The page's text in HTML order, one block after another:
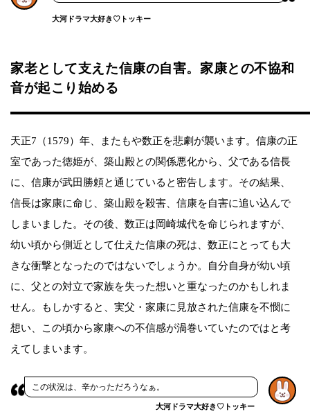
大河ドラマ大好き♡トッキー
家老として支えた信康の自害。家康との不協和
音が起こり始める
天正7（1579）年、またもや数正を悲劇が襲います。信康の正
室であった徳姫が、築山殿との関係悪化から、父である信長
に、信康が武田勝頼と通じていると密告します。その結果、
信長は家康に命じ、築山殿を殺害、信康を自害に追い込んで
しまいました。その後、数正は岡崎城代を命じられますが、
幼い頃から側近として仕えた信康の死は、数正にとっても大
きな衝撃となったのではないでしょうか。自分自身が幼い頃
に、父との対立で家族を失った想いと重なったのかもしれま
せん。もしかすると、実父・家康に見放された信康を不憫に
想い、この頃から家康への不信感が渦巻いていたのではと考
えてしまいます。
この状況は、辛かっただろうなぁ。
大河ドラマ大好き♡トッキー